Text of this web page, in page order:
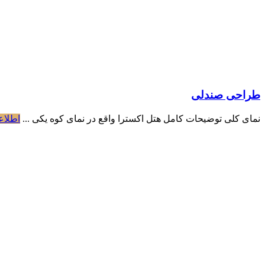
طراحی صندلی
نمای کلی توضیحات کامل هتل اکسترا واقع در نمای کوه یکی ...